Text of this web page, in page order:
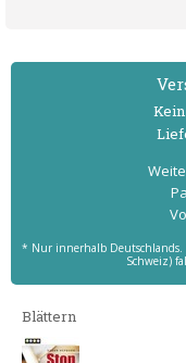
* Nur innerhalb Deutschlands.
Schweiz)
Blättern